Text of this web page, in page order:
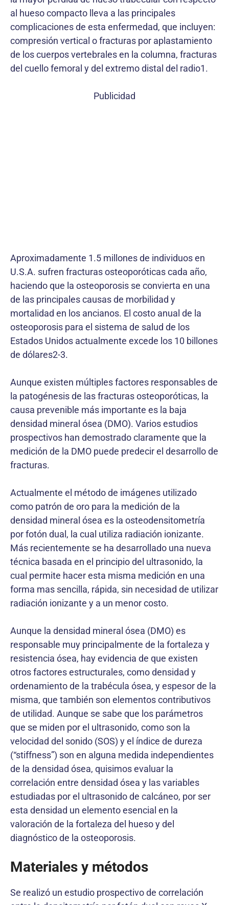
al hueso compacto lleva a las principales
complicaciones de esta enfermedad, que incluyen:
compresión vertical o fracturas por aplastamiento
de los cuerpos vertebrales en la columna, fracturas
del cuello femoral y del extremo distal del radio1.
Publicidad
Aproximadamente 1.5 millones de individuos en
U.S.A. sufren fracturas osteoporóticas cada año,
haciendo que la osteoporosis se convierta en una
de las principales causas de morbilidad y
mortalidad en los ancianos. El costo anual de la
osteoporosis para el sistema de salud de los
Estados Unidos actualmente excede los 10 billones
de dólares2-3.
Aunque existen múltiples factores responsables de
la patogénesis de las fracturas osteoporóticas, la
causa prevenible más importante es la baja
densidad mineral ósea (DMO). Varios estudios
prospectivos han demostrado claramente que la
medición de la DMO puede predecir el desarrollo de
fracturas.
Actualmente el método de imágenes utilizado
como patrón de oro para la medición de la
densidad mineral ósea es la osteodensitometría
por fotón dual, la cual utiliza radiación ionizante.
Más recientemente se ha desarrollado una nueva
técnica basada en el principio del ultrasonido, la
cual permite hacer esta misma medición en una
forma mas sencilla, rápida, sin necesidad de utilizar
radiación ionizante y a un menor costo.
Aunque la densidad mineral ósea (DMO) es
responsable muy principalmente de la fortaleza y
resistencia ósea, hay evidencia de que existen
otros factores estructurales, como densidad y
ordenamiento de la trabécula ósea, y espesor de la
misma, que también son elementos contributivos
de utilidad. Aunque se sabe que los parámetros
que se miden por el ultrasonido, como son la
velocidad del sonido (SOS) y el índice de dureza
(“stiffness”) son en alguna medida independientes
de la densidad ósea, quisimos evaluar la
correlación entre densidad ósea y las variables
estudiadas por el ultrasonido de calcáneo, por ser
esta densidad un elemento esencial en la
valoración de la fortaleza del hueso y del
diagnóstico de la osteoporosis.
Materiales y métodos
Se realizó un estudio prospectivo de correlación